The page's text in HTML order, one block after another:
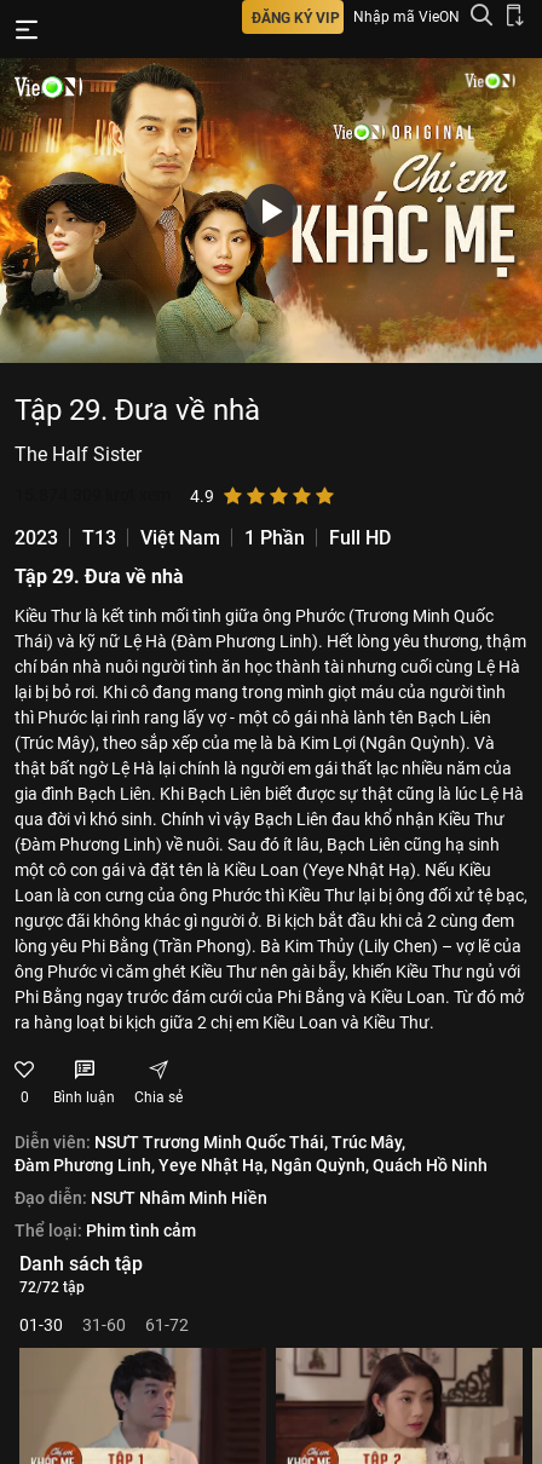
ĐĂNG KÝ VIP Nhập mã VieON
Tập 29. Đưa về nhà
The Half Sister
4.9
2023 T13 Việt Nam 1 Phần
Full HD
Tập 29. Đưa về nhà
Kiều Thư là kết tinh mối tình giữa ông Phước (Trương Minh Quốc
Thái) và kỹ nữ Lệ Hà (Đàm Phương Linh). Hết lòng yêu thương, thậm
chí bán nhà nuôi người tình ăn học thành tài nhưng cuối cùng Lệ Hà
lại bị bỏ rơi. Khi cô đang mang trong mình giọt máu của người tình
thì Phước lại rình rang lấy vợ - một cô gái nhà lành tên Bạch Liên
(Trúc Mây), theo sắp xếp của mẹ là bà Kim Lợi (Ngân Quỳnh). Và
thật bất ngờ Lệ Hà lại chính là người em gái thất lạc nhiều năm của
gia đình Bạch Liên. Khi Bạch Liên biết được sự thật cũng là lúc Lệ Hà
qua đời vì khó sinh. Chính vì vậy Bạch Liên đau khổ nhận Kiều Thư
(Đàm Phương Linh) về nuôi. Sau đó ít lâu, Bạch Liên cũng hạ sinh
một cô con gái và đặt tên là Kiều Loan (Yeye Nhật Hạ). Nếu Kiều
Loan là con cưng của ông Phước thì Kiều Thư lại bị ông đối xử tệ bạc,
ngược đãi không khác gì người ở. Bi kịch bắt đầu khi cả 2 cùng đem
lòng yêu Phi Bằng (Trần Phong). Bà Kim Thủy (Lily Chen) – vợ lẽ của
ông Phước vì căm ghét Kiều Thư nên gài bẫy, khiến Kiều Thư ngủ với
Phi Bằng ngay trước đám cưới của Phi Bằng và Kiều Loan. Từ đó mở
ra hàng loạt bi kịch giữa 2 chị em Kiều Loan và Kiều Thư.
0 Bình luận Chia sẻ
Diễn viên: NSƯT Trương Minh Quốc Thái,Trúc Mây,
Đàm Phương Linh,Yeye Nhật Hạ, Ngân Quỳnh,Quách Hồ Ninh
Đạo diễn: NSƯT Nhâm Minh Hiền
Thể loại: Phim tình cảm
Danh sách tập
72/72 tập
01-30 31-60 61-72